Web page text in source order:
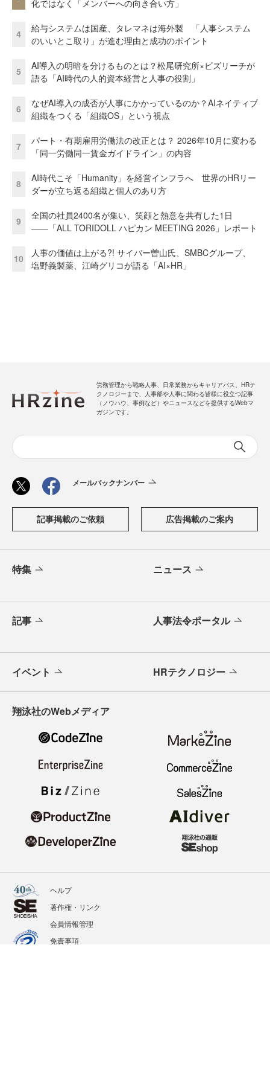
化ではなく「メンバーへの向き合い方」
4
給与システムは国産、タレマネは海外製 「人事システム
のいいとこ取り」が進む理由と成功のポイント
5
AI導入の明暗を分けるものとは？松尾研究所×ビズリーチが
語る「AI時代の人的資本経営と人事の役割」
6
なぜAI導入の成否が人事にかかっているのか？AIネイティブ
組織をつくる「組織OS」という視点
7
パート・有期雇用労働法の改正とは？ 2026年10月に変わる
「同一労働同一賃金ガイドライン」の内容
8
AI時代こそ「Humanity」を経営インフラへ 世界のHRリー
ダーが立ち返る組織と個人のあり方
9
全国の社員2400名が集い、笑顔と熱意を共有した1日
――「ALL TORIDOLL ハピカン MEETING 2026」レポート
10
人事の価値は上がる?! サイバー曽山氏、SMBCグループ、
塩野義製薬、江崎グリコが語る「AI×HR」
労務管理から戦略人事、日常業務からキャリアパス、HRテ
クノロジーまで、人事部や人事に関わる皆様に役立つ記事
（ノウハウ、事例など）やニュースなどを提供するWebマ
ガジンです。
メールバックナンバー
記事掲載のご依頼 広告掲載のご案内
特集 ニュース
記事 人事法令ポータル
イベント HRテクノロジー
翔泳社のWebメディア
ヘルプ
著作権・リンク
会員情報管理
免責事項